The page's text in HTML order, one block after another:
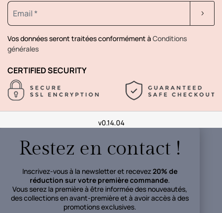
Vos données seront traitées conformément à Conditions
générales
CERTIFIED SECURITY
v0.14.04
Restez en contact !
Inscrivez-vous à la newsletter et recevez20% de
réduction sur votre première commande.
Vous serez la première à être informée des nouveautés,
des collections en avant-première et à avoir accès à des
promotions exclusives.